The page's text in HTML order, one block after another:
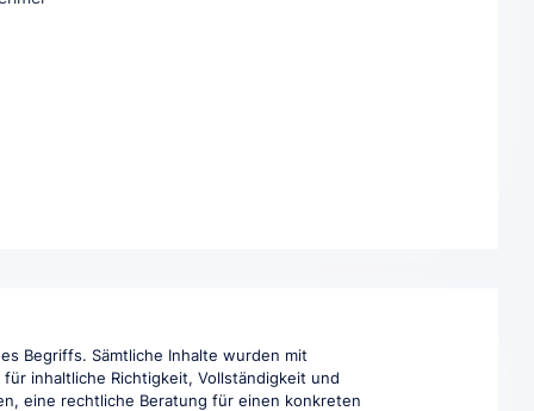
Begriffs. Sämtliche Inhalte wurden mit
inhaltliche Richtigkeit, Vollständigkeit und
eine rechtliche Beratung für einen konkreten